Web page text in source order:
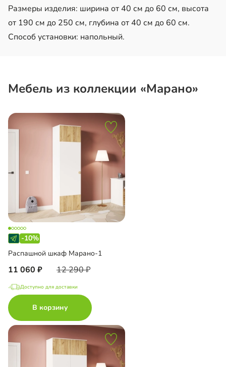
Размеры изделия: ширина от 40 см до 60 см, высота
от 190 см до 250 см, глубина от 40 см до 60 см.
Способ установки: напольный.
Мебель из коллекции «Марано»
-10%
Распашной шкаф Марано-1
11 060 12 290
Доступно для доставки
В корзину